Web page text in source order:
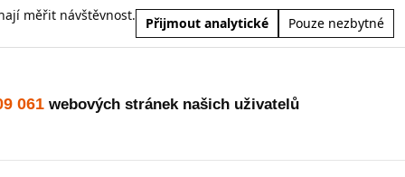
měřit návštěvnost.
Přijmout analytické Pouze nezbytné
061 webových stránek našich uživatelů